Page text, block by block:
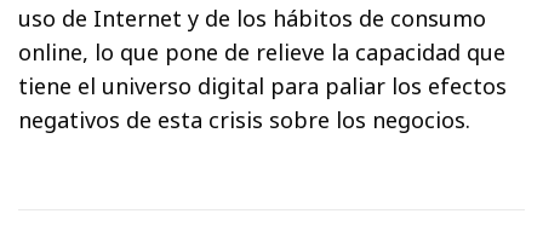
uso de Internet y de los hábitos de consumo
online, lo que pone de relieve la capacidad que
tiene el universo digital para paliar los efectos
negativos de esta crisis sobre los negocios.